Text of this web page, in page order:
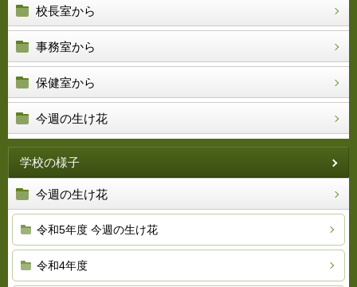
校長室から
事務室から
保健室から
今週の生け花
学校の様子
今週の生け花
令和5年度 今週の生け花
令和4年度